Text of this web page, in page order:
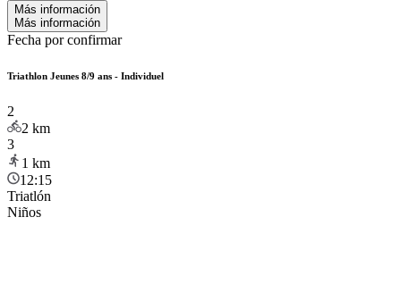
Más información
Más información
Fecha por confirmar
Triathlon Jeunes 8/9 ans - Individuel
2
2 km
3
1 km
12:15
Triatlón
Niños